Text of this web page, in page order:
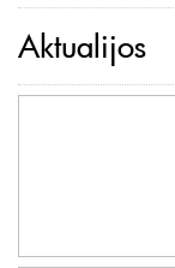
Aktualijos